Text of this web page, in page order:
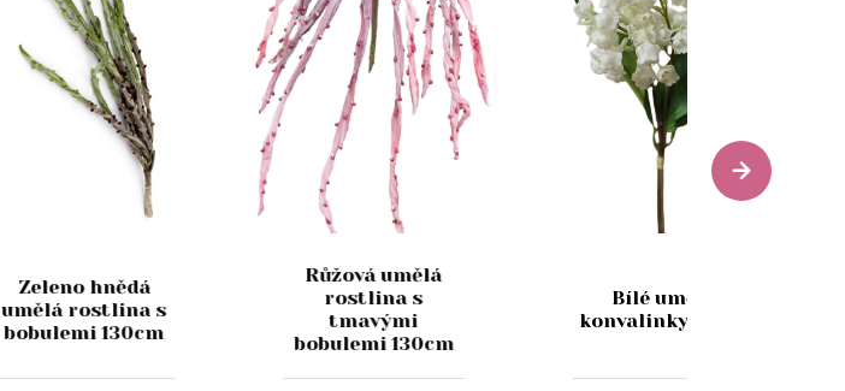
Zeleno hnědá
umělá rostlina s
bobulemi 130cm
Růžová umělá
rostlina s
tmavými
bobulemi 130cm
Bílé umělé
konvalinky 33cm